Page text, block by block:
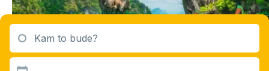
Kam to bude?